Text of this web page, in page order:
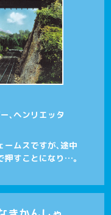
、ヘンリエッタ
ムスですが、途中
押すことになり…。